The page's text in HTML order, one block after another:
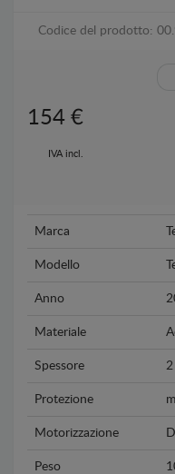
Codice del prodotto:
154 €
IVA incl.
Marca
Modello
Anno
Materiale
Spessore 2
Protezione
Motorizzazione
Peso